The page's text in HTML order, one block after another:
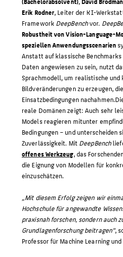
Erik Rodner, Leiter der KI-
Framework DeepBenchvor.
Robustheit von Vision-Language-
speziellen Anwendungsscenarien
Anstatt auf klassische
Daten angewiesen zu sein, nutzt
Sprachmodell, um realistische und
Bildveränderungen zu erzeugen,
Einsatzbedingungen
reale Domänen zeigt: Auch sehr
Models reagieren mitunter
Bedingungen – und unterscheiden
Zuverlässigkeit. MitDeepBench
offenes Werkzeug, das
die Eignung von Modellen für
einzuschätzen.
„Mit diesem Erfolg zeigen wir
Hochschule für angewandte
praxisnah forschen, sondern auch
Grundlagenforschung beitragen“,
Professor für Machine Learning